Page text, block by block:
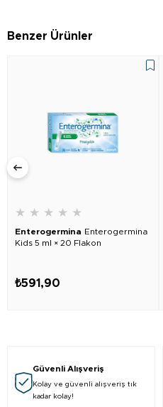
Benzer Ürünler
★ ★ ★ ★ ★
Enterogermina Enterogermina
Kids 5 ml × 20 Flakon
₺591,90
Güvenli Alışveriş
Kolay ve güvenli alışveriş tık
kadar kolay!